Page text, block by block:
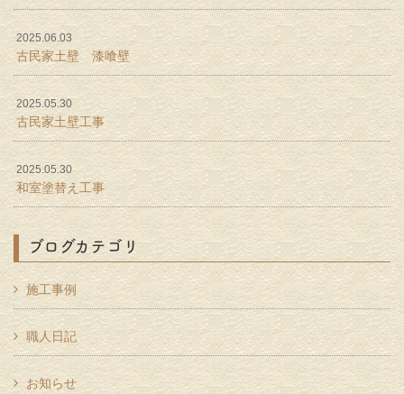
2025.06.03
古民家土壁 漆喰壁
2025.05.30
古民家土壁工事
2025.05.30
和室塗替え工事
ブログカテゴリ
施工事例
職人日記
お知らせ